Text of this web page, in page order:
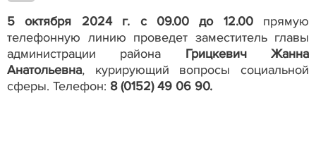
5 октября 2024 г. с 09.00 до 12.00 прямую
телефонную линию проведет заместитель главы
администрации района Грицкевич Жанна
Анатольевна, курирующий вопросы социальной
сферы. Телефон: 8 (0152) 49 06 90.